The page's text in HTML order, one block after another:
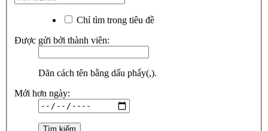
Chỉ tìm trong tiêu đề
Được gửi bởi thành viên:
Dãn cách tên bằng dấu phẩy(,).
Mới hơn ngày: